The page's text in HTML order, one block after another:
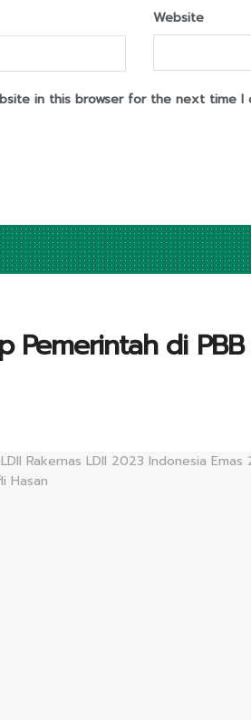
Website
in this browser for the next time I
Pemerintah di